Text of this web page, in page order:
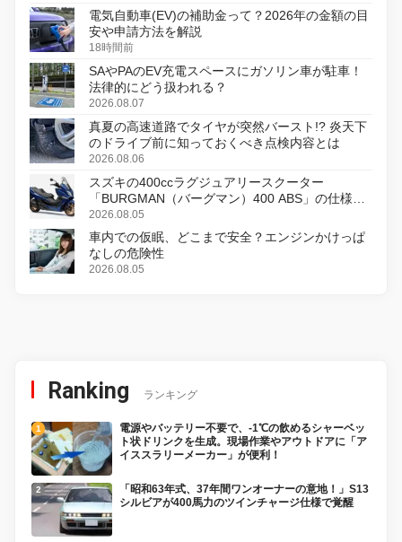
電気自動車(EV)の補助金って？2026年の金額の目
安や申請方法を解説
18時間前
SAやPAのEV充電スペースにガソリン車が駐車！
法律的にどう扱われる？
2026.08.07
真夏の高速道路でタイヤが突然バースト!? 炎天下
のドライブ前に知っておくべき点検内容とは
2026.08.06
スズキの400ccラグジュアリースクーター
「BURGMAN（バーグマン）400 ABS」の仕様を
変更し、8月18日に発売
2026.08.05
車内での仮眠、どこまで安全？エンジンかけっぱ
なしの危険性
2026.08.05
Ranking ランキング
電源やバッテリー不要で、-1℃の飲めるシャーベッ
ト状ドリンクを生成。現場作業やアウトドアに「ア
イススラリーメーカー」が便利！
「昭和63年式、37年間ワンオーナーの意地！」S13
シルビアが400馬力のツインチャージ仕様で覚醒